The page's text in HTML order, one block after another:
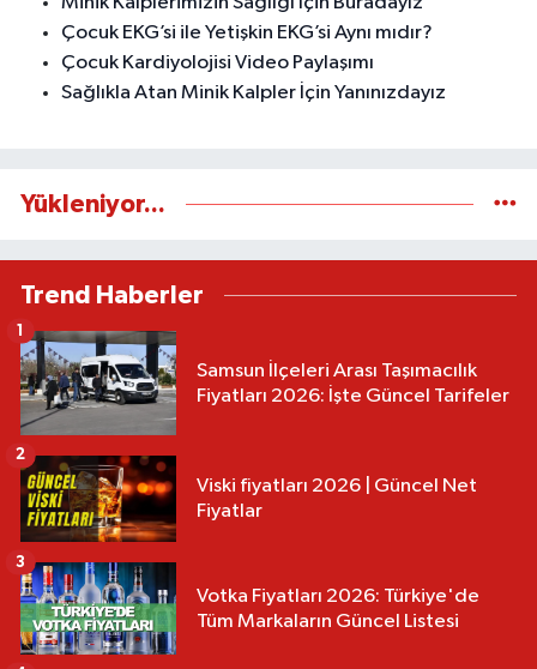
Çocuk EKG’si ile Yetişkin EKG’si Aynı mıdır?
Çocuk Kardiyolojisi Video Paylaşımı
Sağlıkla Atan Minik Kalpler İçin Yanınızdayız
Yükleniyor...
Trend Haberler
Samsun İlçeleri Arası Taşımacılık
Fiyatları 2026: İşte Güncel Tarifeler
1
Viski fiyatları 2026 | Güncel Net
Fiyatlar
2
Votka Fiyatları 2026: Türkiye'de
Tüm Markaların Güncel Listesi
3